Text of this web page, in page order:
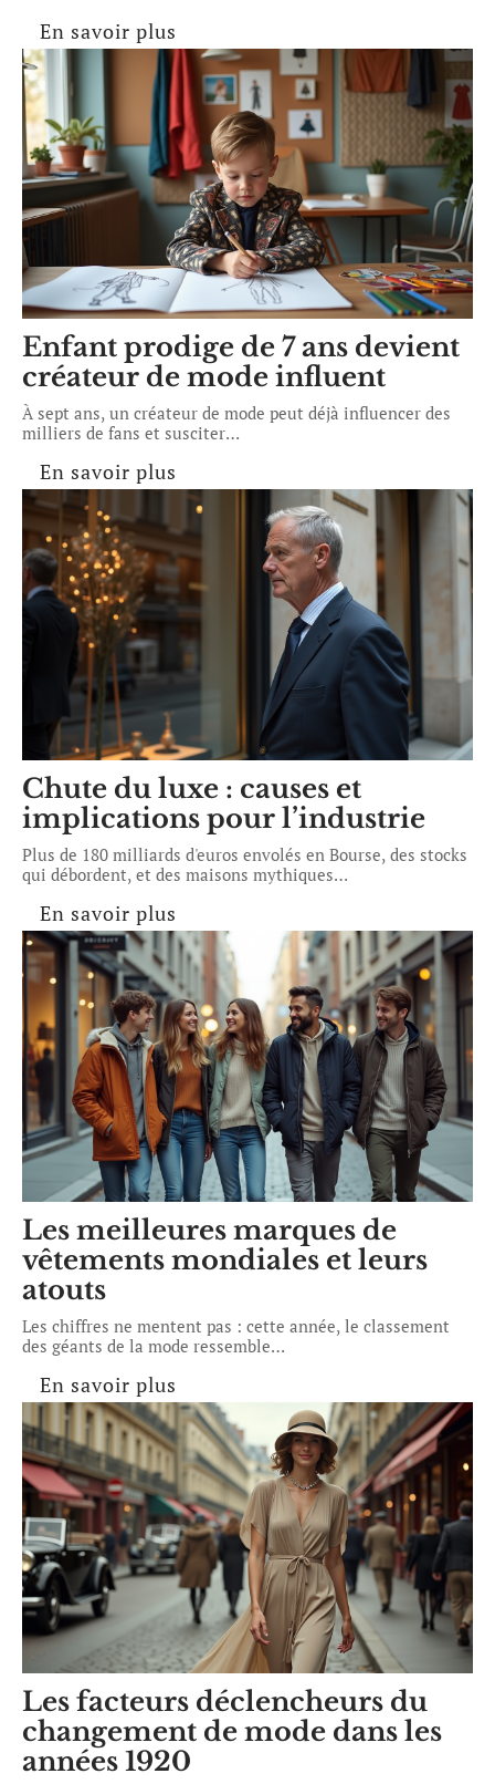
En savoir plus
Enfant prodige de 7 ans devient
créateur de mode influent
À sept ans, un créateur de mode peut déjà influencer des
milliers de fans et susciter…
En savoir plus
Chute du luxe : causes et
implications pour l’industrie
Plus de 180 milliards d'euros envolés en Bourse, des stocks
qui débordent, et des maisons mythiques…
En savoir plus
Les meilleures marques de
vêtements mondiales et leurs
atouts
Les chiffres ne mentent pas : cette année, le classement
des géants de la mode ressemble…
En savoir plus
Les facteurs déclencheurs du
changement de mode dans les
années 1920